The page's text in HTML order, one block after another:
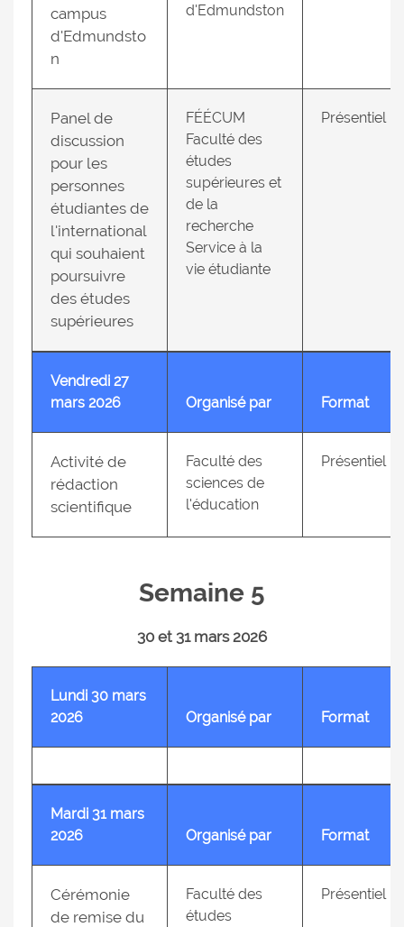
campus
d'Edmundsto
n
d'Edmundston
Panel de
discussion
pour les
personnes
étudiantes de
l'international
qui souhaient
poursuivre
des études
supérieures
FÉÉCUM
Faculté des
études
supérieures et
de la
recherche
Service à la
vie étudiante
Présentiel
Vendredi 27
mars 2026
Organisé par Format
Activité de
rédaction
scientifique
Faculté des
sciences de
l'éducation
Présentiel
Semaine 5
30 et 31 mars 2026
Lundi 30 mars
2026
Organisé par Format
Mardi 31 mars
2026
Organisé par Format
Cérémonie
de remise du
Faculté des
études
Présentiel